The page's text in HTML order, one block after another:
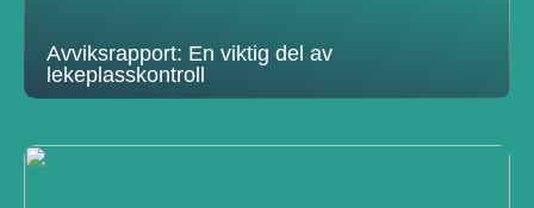
Avviksrapport: En viktig del av
lekeplasskontroll